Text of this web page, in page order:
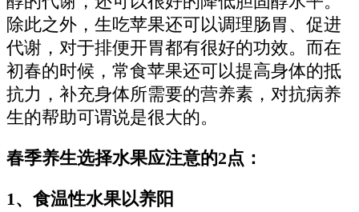
除此之外，生吃苹果还可以调理肠胃、促进
代谢，对于排便开胃都有很好的功效。而在
初春的时候，常食苹果还可以提高身体的抵
抗力，补充身体所需要的营养素，对抗病养
生的帮助可谓说是很大的。
春季养生选择水果应注意的2点：
1、食温性水果以养阳